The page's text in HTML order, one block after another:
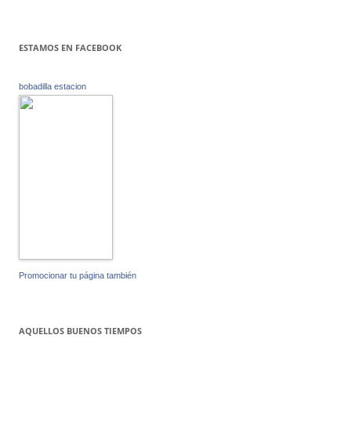
ESTAMOS EN FACEBOOK
bobadilla estacion
Promocionar tu página también
AQUELLOS BUENOS TIEMPOS